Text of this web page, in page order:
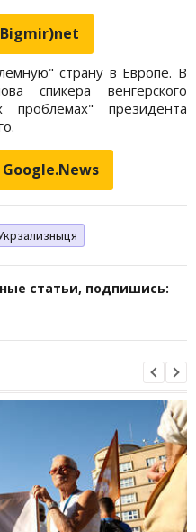
страну в Европе. В
спикера венгерского
проблемах" президента
статьи, подпишись: